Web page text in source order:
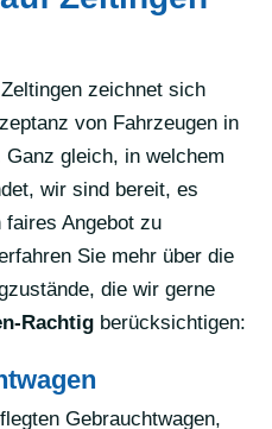
zeichnet sich
von Fahrzeugen in
gleich, in welchem
wir sind bereit, es
faires Angebot zu
Sie mehr über die
die wir gerne
Rachtig berücksichtigen:
Gebrauchtwagen,